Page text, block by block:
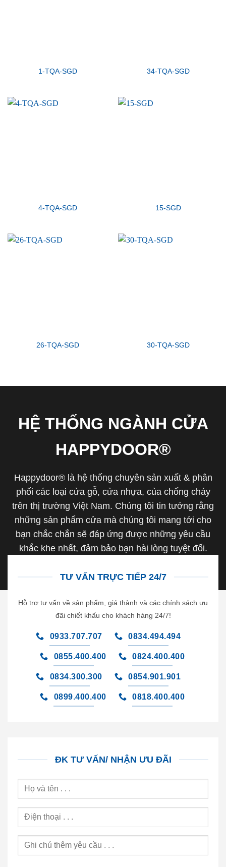
1-TQA-SGD 34-TQA-SGD
4-TQA-SGD 15-SGD
26-TQA-SGD 30-TQA-SGD
HỆ THỐNG NGÀNH CỬA
HAPPYDOOR®
Happydoor® là hệ thống chuyên sản xuất & phân
phối các loại cửa gỗ, cửa nhựa, của chống cháy
trên thị trường Việt Nam. Chúng tôi tin tưởng rằng
những sản phẩm cửa mà chúng tôi mang tới cho
bạn chắc chắn sẽ đáp ứng được những yêu cầu
khắc khe nhất, đảm bảo bạn hài lòng tuyệt đối.
TƯ VẤN TRỰC TIẾP 24/7
Hỗ trợ tư vấn về sản phẩm, giá thành và các chính sách ưu
đãi chiết khấu cho khách hàng 24/7!
0933.707.707 0834.494.494
0855.400.400 0824.400.400
0834.300.300 0854.901.901
0899.400.400 0818.400.400
ĐK TƯ VẤN/ NHẬN ƯU ĐÃI